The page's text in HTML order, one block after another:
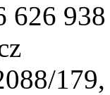
626 938